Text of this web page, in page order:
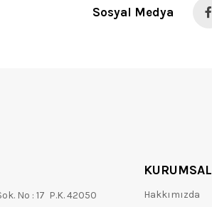
Sosyal Medya
No : 17 P.K. 42050
KURUMSAL
Hakkımızda